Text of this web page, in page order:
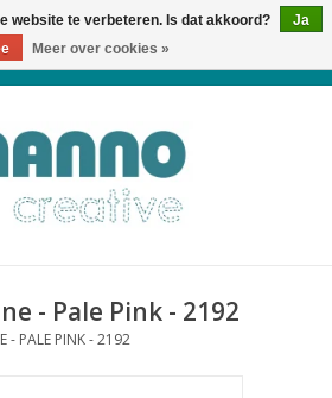
- Pale Pink - 2192
- PALE PINK - 2192
website te verbeteren. Is dat akkoord?
Ja
Meer over cookies »